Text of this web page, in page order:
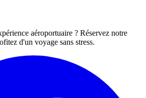
aéroportuaire ? Réservez notre
d'un voyage sans stress.